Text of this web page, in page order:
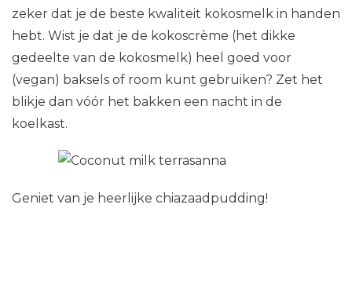
zeker dat je de beste kwaliteit kokosmelk in handen
hebt. Wist je dat je de kokoscrème (het dikke
gedeelte van de kokosmelk) heel goed voor
(vegan) baksels of room kunt gebruiken? Zet het
blikje dan vóór het bakken een nacht in de
koelkast.
Geniet van je heerlijke chiazaadpudding!